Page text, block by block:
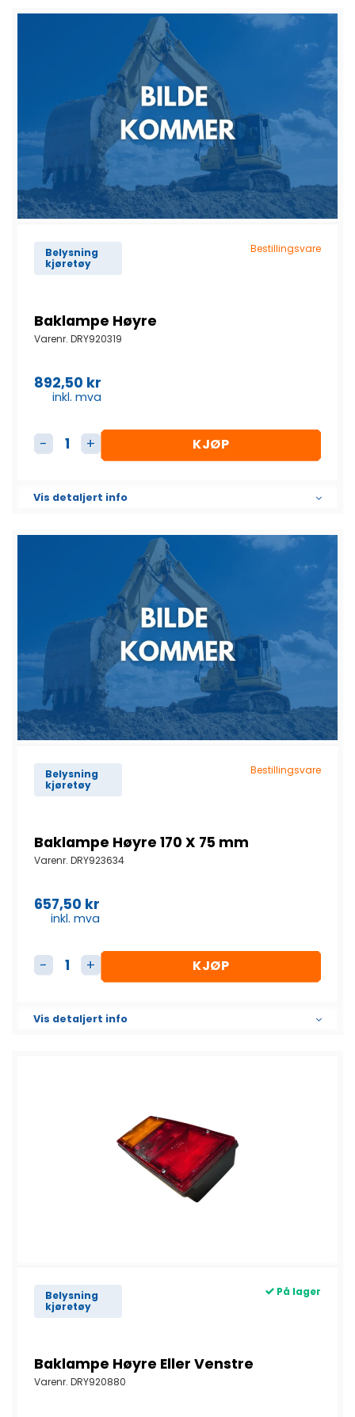
Belysning
kjøretøy
Bestillingsvare
Baklampe Høyre
Varenr. DRY920319
892,50 kr
inkl. mva
Baklampe Høyre antall KJØP
Vis detaljert info
Belysning
kjøretøy
Bestillingsvare
Baklampe Høyre 170 X 75 mm
Varenr. DRY923634
657,50 kr
inkl. mva
Baklampe Høyre 170 X 75 mm antall
KJØP
Vis detaljert info
Belysning
kjøretøy
På lager
Baklampe Høyre Eller Venstre
Varenr. DRY920880